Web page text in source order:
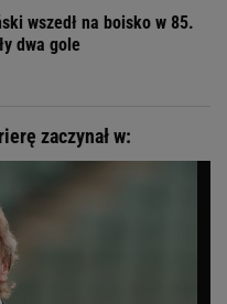
wszedł na boisko w 85.
dwa gole
zaczynał w: